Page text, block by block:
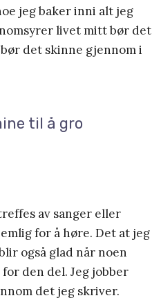
jeg baker inni alt jeg
livet mitt bør det
det skinne gjennom i
til å gro
av sanger eller
for å høre. Det at jeg
også glad når noen
den del. Jeg jobber
det jeg skriver.